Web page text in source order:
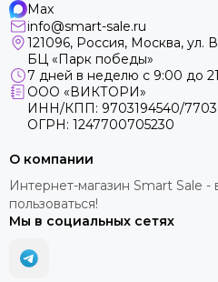
Max
info@smart-sale.ru
121096, Россия, Москва, ул.
БЦ «Парк победы»
7 дней в неделю с 9:00 до
ООО «ВИКТОРИ»
ИНН/КПП: 9703194540/
ОГРН: 1247700705230
О компании
Интернет-магазин Smart Sale -
пользоваться!
Мы в социальных сетях